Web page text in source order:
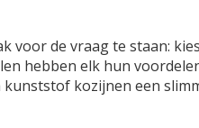
voor de vraag te staan:
hebben elk hun
kozijnen een